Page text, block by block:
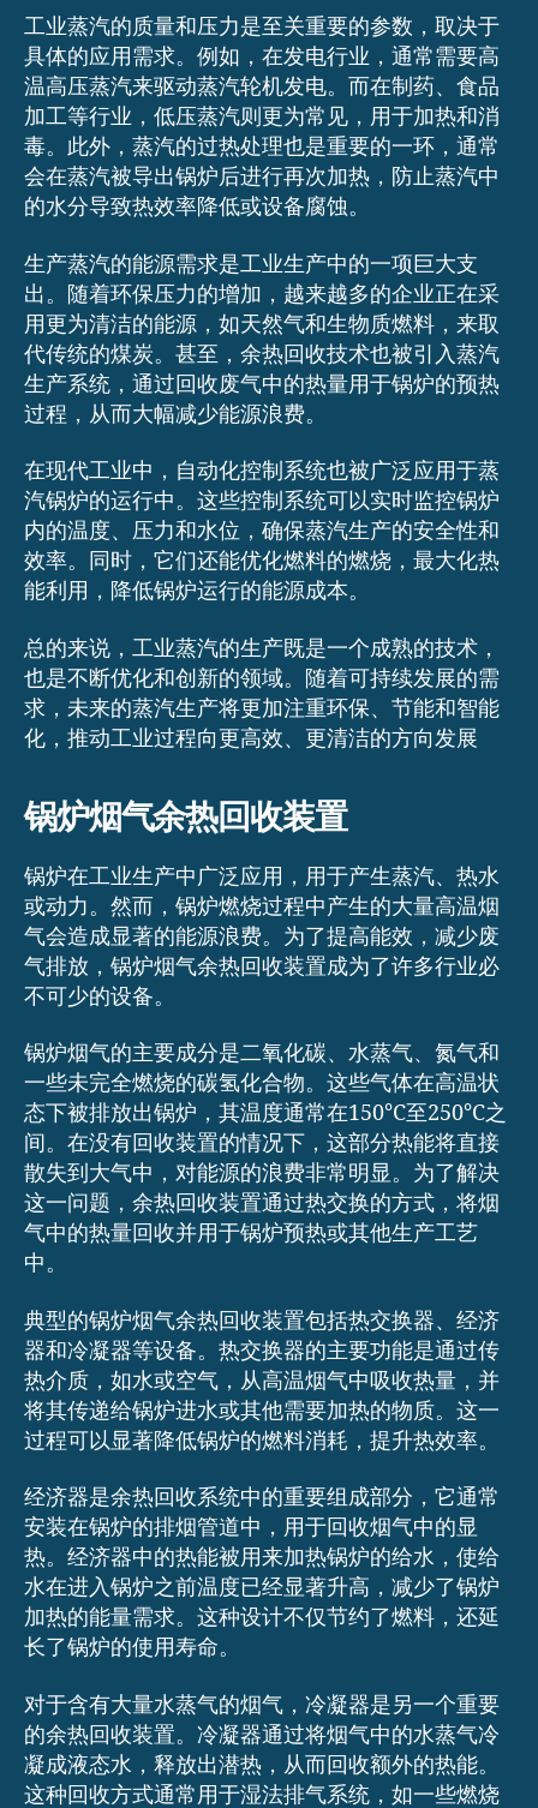
工业蒸汽的质量和压力是至关重要的参数，取决于
具体的应用需求。例如，在发电行业，通常需要高
温高压蒸汽来驱动蒸汽轮机发电。而在制药、食品
加工等行业，低压蒸汽则更为常见，用于加热和消
毒。此外，蒸汽的过热处理也是重要的一环，通常
会在蒸汽被导出锅炉后进行再次加热，防止蒸汽中
的水分导致热效率降低或设备腐蚀。
生产蒸汽的能源需求是工业生产中的一项巨大支
出。随着环保压力的增加，越来越多的企业正在采
用更为清洁的能源，如天然气和生物质燃料，来取
代传统的煤炭。甚至，余热回收技术也被引入蒸汽
生产系统，通过回收废气中的热量用于锅炉的预热
过程，从而大幅减少能源浪费。
在现代工业中，自动化控制系统也被广泛应用于蒸
汽锅炉的运行中。这些控制系统可以实时监控锅炉
内的温度、压力和水位，确保蒸汽生产的安全性和
效率。同时，它们还能优化燃料的燃烧，最大化热
能利用，降低锅炉运行的能源成本。
总的来说，工业蒸汽的生产既是一个成熟的技术，
也是不断优化和创新的领域。随着可持续发展的需
求，未来的蒸汽生产将更加注重环保、节能和智能
化，推动工业过程向更高效、更清洁的方向发展
锅炉烟气余热回收装置
锅炉在工业生产中广泛应用，用于产生蒸汽、热水
或动力。然而，锅炉燃烧过程中产生的大量高温烟
气会造成显著的能源浪费。为了提高能效，减少废
气排放，锅炉烟气余热回收装置成为了许多行业必
不可少的设备。
锅炉烟气的主要成分是二氧化碳、水蒸气、氮气和
一些未完全燃烧的碳氢化合物。这些气体在高温状
态下被排放出锅炉，其温度通常在150°C至250°C之
间。在没有回收装置的情况下，这部分热能将直接
散失到大气中，对能源的浪费非常明显。为了解决
这一问题，余热回收装置通过热交换的方式，将烟
气中的热量回收并用于锅炉预热或其他生产工艺
中。
典型的锅炉烟气余热回收装置包括热交换器、经济
器和冷凝器等设备。热交换器的主要功能是通过传
热介质，如水或空气，从高温烟气中吸收热量，并
将其传递给锅炉进水或其他需要加热的物质。这一
过程可以显著降低锅炉的燃料消耗，提升热效率。
经济器是余热回收系统中的重要组成部分，它通常
安装在锅炉的排烟管道中，用于回收烟气中的显
热。经济器中的热能被用来加热锅炉的给水，使给
水在进入锅炉之前温度已经显著升高，减少了锅炉
加热的能量需求。这种设计不仅节约了燃料，还延
长了锅炉的使用寿命。
对于含有大量水蒸气的烟气，冷凝器是另一个重要
的余热回收装置。冷凝器通过将烟气中的水蒸气冷
凝成液态水，释放出潜热，从而回收额外的热能。
这种回收方式通常用于湿法排气系统，如一些燃烧